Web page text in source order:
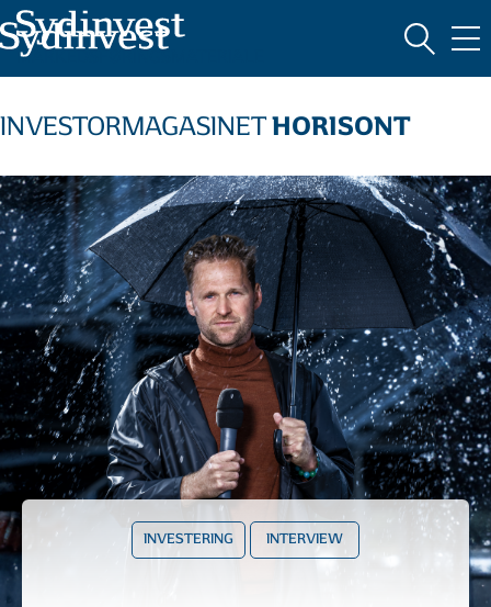
MARKEDSFØRINGSMATERIALE
INVESTORMAGASINETHORISONT
INVESTERING INTERVIEW